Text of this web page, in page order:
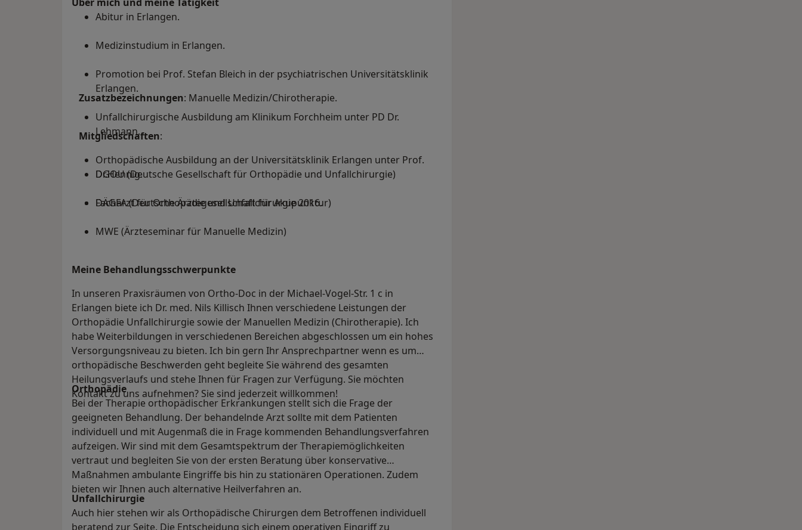
Über mich und meine Tätigkeit
Abitur in Erlangen.
Medizinstudium in Erlangen.
Promotion bei Prof. Stefan Bleich in der psychiatrischen Universitätsklinik
Erlangen.
Unfallchirurgische Ausbildung am Klinikum Forchheim unter PD Dr.
Lehmann.
Orthopädische Ausbildung an der Universitätsklinik Erlangen unter Prof.
Dr.Hennig.
Facharzt für Orthopädie und Unfallchirurgie 2016.
Zusatzbezeichnungen: Manuelle Medizin/Chirotherapie.
Mitgliedschaften:
DGOU (Deutsche Gesellschaft für Orthopädie und Unfallchirurgie)
DÄGFA (Deutsche Ärztegesellschaft für Akupunktur)
MWE (Ärzteseminar für Manuelle Medizin)
Meine Behandlungs­schwerpunkte
In unseren Praxisräumen von Ortho-Doc in der Michael-Vogel-Str. 1 c in
Erlangen biete ich Dr. med. Nils Killisch Ihnen verschiedene Leistungen der
Orthopädie Unfallchirurgie sowie der Manuellen Medizin (Chirotherapie). Ich
habe Weiterbildungen in verschiedenen Bereichen abgeschlossen um ein hohes
Versorgungsniveau zu bieten. Ich bin gern Ihr Ansprechpartner wenn es um
orthopädische Beschwerden geht begleite Sie während des gesamten
Heilungsverlaufs und stehe Ihnen für Fragen zur Verfügung. Sie möchten
Kontakt zu uns aufnehmen? Sie sind jederzeit willkommen!
Orthopädie
Bei der Therapie orthopädischer Erkrankungen stellt sich die Frage der
geeigneten Behandlung. Der behandelnde Arzt sollte mit dem Patienten
individuell und mit Augenmaß die in Frage kommenden Behandlungsverfahren
aufzeigen. Wir sind mit dem Gesamtspektrum der Therapiemöglichkeiten
vertraut und begleiten Sie von der ersten Beratung über konservative
Maßnahmen ambulante Eingriffe bis hin zu stationären Operationen. Zudem
bieten wir Ihnen auch alternative Heilverfahren an.
Unfallchirurgie
Auch hier stehen wir als Orthopädische Chirurgen dem Betroffenen individuell
beratend zur Seite. Die Entscheidung sich einem operativen Eingriff zu